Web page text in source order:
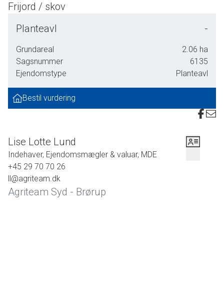
Frijord / skov
enkelte løvtræer.
Der er åben mark mod vest, nord og øst. Større skovareal beliggende syd for arealet.
Planteavl -
Grundareal 2.06 ha
Sagsnummer
6135
Ejendomstype
Planteavl
Bestil vurdering
Lise Lotte Lund
Indehaver, Ejendomsmægler & valuar, MDE
+45 29 70 70 26
ll@agriteam.dk
Agriteam Syd - Brørup